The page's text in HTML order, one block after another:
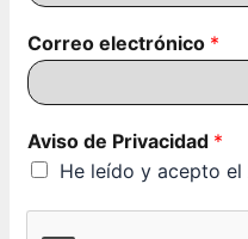
o
E
d
a
C
i
Correo electrónico *
Aviso de Privacidad *
He leído y acepto el